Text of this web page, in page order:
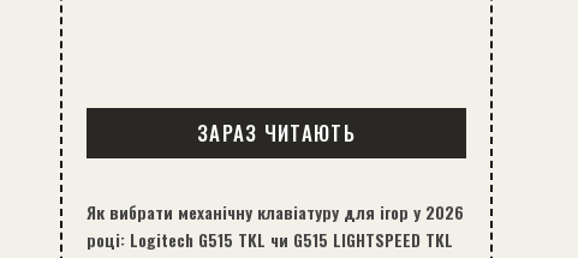
ЗАРАЗ ЧИТАЮТЬ
Як вибрати механічну клавіатуру для ігор у 2026
році: Logitech G515 TKL чи G515 LIGHTSPEED TKL